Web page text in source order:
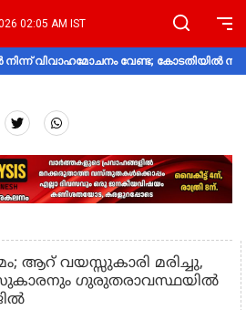
02:05 AM IST
വിവാഹമോചനം വേണ്ട; കോടതിയിൽ
ആറ് വയസ്സുകാരി മരിച്ചു,
ഗുരുതരാവസ്ഥയിൽ